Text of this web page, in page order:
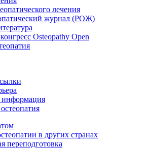
лечения
журнал (РОЖ)
Osteopathy Open
информация
в других странах
переподготовка